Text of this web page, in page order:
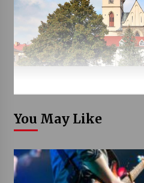
You May Like